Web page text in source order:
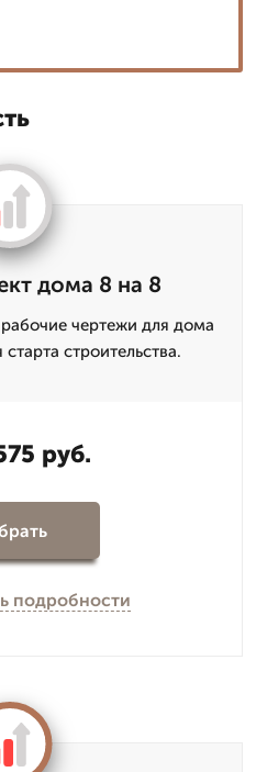
дома 8 на 8
чертежи для дома
строительства.
руб.
подробности